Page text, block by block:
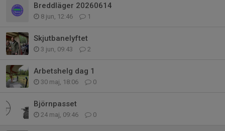
Breddläger 20260614
8 jun, 12:46 1
Skjutbanelyftet
3 jun, 09:43 2
Arbetshelg dag 1
30 maj, 18:06 0
Björnpasset
24 maj, 09:46 0